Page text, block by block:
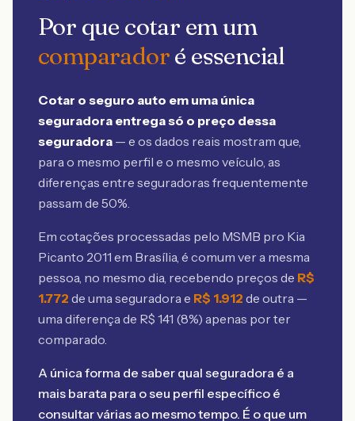
Por que cotar em um
comparadoré essencial
Cotar o seguro auto em uma única
seguradora entrega só o preço dessa
seguradora — e os dados reais mostram que,
para o mesmo perfil e o mesmo veículo, as
diferenças entre seguradoras frequentemente
passam de 50%.
Em cotações processadas pelo MSMB pro Kia
Picanto 2011 em Brasília, é comum ver a mesma
pessoa, no mesmo dia, recebendo preços de R$
1.772 de uma seguradora e R$ 1.912 de outra —
uma diferença de R$ 141 (8%) apenas por ter
comparado.
A única forma de saber qual seguradora é a
mais barata para o seu perfil específico é
consultar várias ao mesmo tempo. É o que um